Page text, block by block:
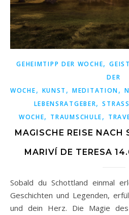
GEHEIMTIPP DER WOCHE,
DER
WOCHE, KUNST , MEDITATION,
LEBENSRATGEBER,
OCHE , TRAUMSCHULE,
MAGISCHE REISE
MARIVÍ DE TERESA
Sobald du Schottland einmal erlebt hast, mit all seinen
Geschichten und Legenden,
und dein Herz. Die Magie